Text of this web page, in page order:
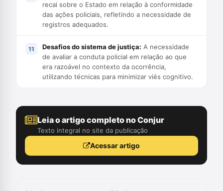
recai sobre o Estado em relação à conformidade
das ações policiais, refletindo a necessidade de
registros adequados.
Desafios do sistema de justiça: A necessidade
de avaliar a conduta policial em relação ao que
era razoável no contexto da ocorrência,
utilizando técnicas para minimizar viés cognitivo.
Leia o artigo completo no Conjur
Texto integral no site da publicação
Acessar artigo